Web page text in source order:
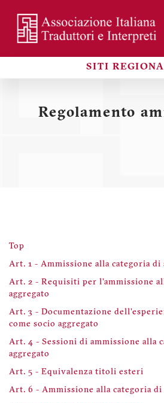
contenuto
principale
Sezioni
SITI
Regolamento
Top
Art. 1 - Ammissione alla categoria di
Art. 2 - Requisiti per l'ammissione
aggregato
Art. 3 - Documentazione
come socio aggregato
Art. 4 - Sessioni di ammissione alla
aggregato
Art. 5 - Equivalenza titoli esteri
Art. 6 - Ammissione alla categoria